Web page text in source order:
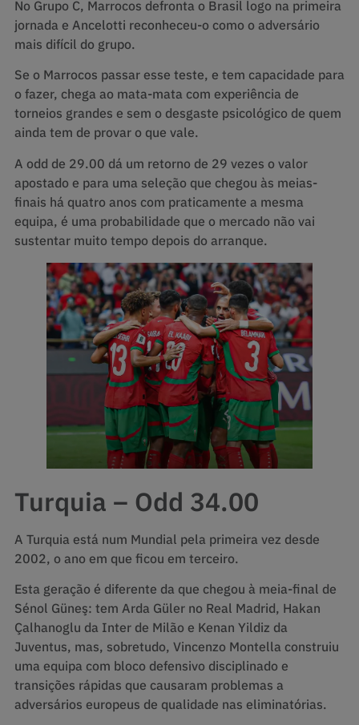
No Grupo C, Marrocos defronta o Brasil logo na primeira
jornada e Ancelotti reconheceu-o como o adversário
mais difícil do grupo.
Se o Marrocos passar esse teste, e tem capacidade para
o fazer, chega ao mata-mata com experiência de
torneios grandes e sem o desgaste psicológico de quem
ainda tem de provar o que vale.
A odd de 29.00 dá um retorno de 29 vezes o valor
apostado e para uma seleção que chegou às meias-
finais há quatro anos com praticamente a mesma
equipa, é uma probabilidade que o mercado não vai
sustentar muito tempo depois do arranque.
Turquia – Odd 34.00
A Turquia está num Mundial pela primeira vez desde
2002, o ano em que ficou em terceiro.
Esta geração é diferente da que chegou à meia-final de
Sénol Güneş: tem Arda Güler no Real Madrid, Hakan
Çalhanoglu da Inter de Milão e Kenan Yildiz da
Juventus, mas, sobretudo, Vincenzo Montella construiu
uma equipa com bloco defensivo disciplinado e
transições rápidas que causaram problemas a
adversários europeus de qualidade nas eliminatórias.